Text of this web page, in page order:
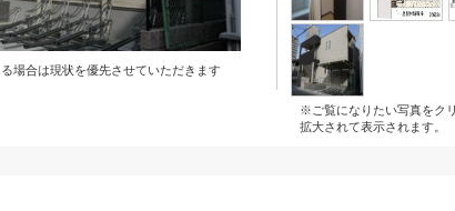
場合は現状を優先させていただきます
※ご覧になりたい写真をク
拡大されて表示されます。